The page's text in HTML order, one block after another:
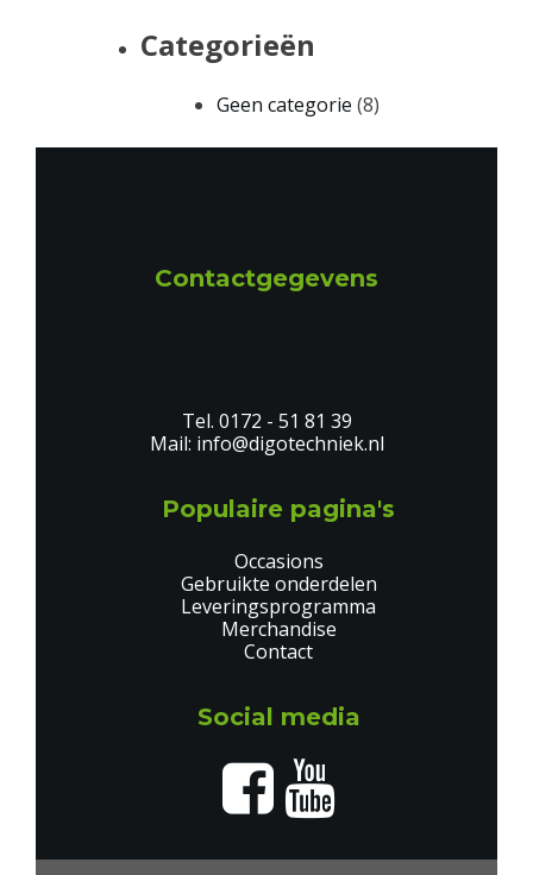
Categorieën
Geen categorie (8)
Contactgegevens
0172 - 51 81 39
info@digotechniek.nl
Populaire pagina's
Occasions
Gebruikte onderdelen
Leveringsprogramma
Merchandise
Contact
Social media